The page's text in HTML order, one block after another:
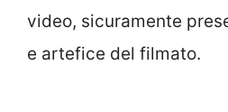
video, sicuramente
e artefice del filmato.